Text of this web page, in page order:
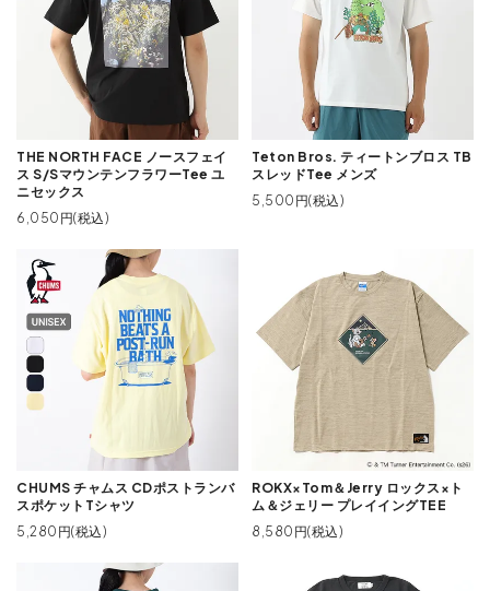
THE NORTH FACE ノースフェイ
ス S/SマウンテンフラワーTee ユ
ニセックス
6,050円(税込)
Teton Bros. ティートンブロス TB
スレッドTee メンズ
5,500円(税込)
CHUMS チャムス CDポストランバ
スポケットTシャツ
5,280円(税込)
ROKX×Tom＆Jerry ロックス×ト
ム＆ジェリー プレイイングTEE
8,580円(税込)